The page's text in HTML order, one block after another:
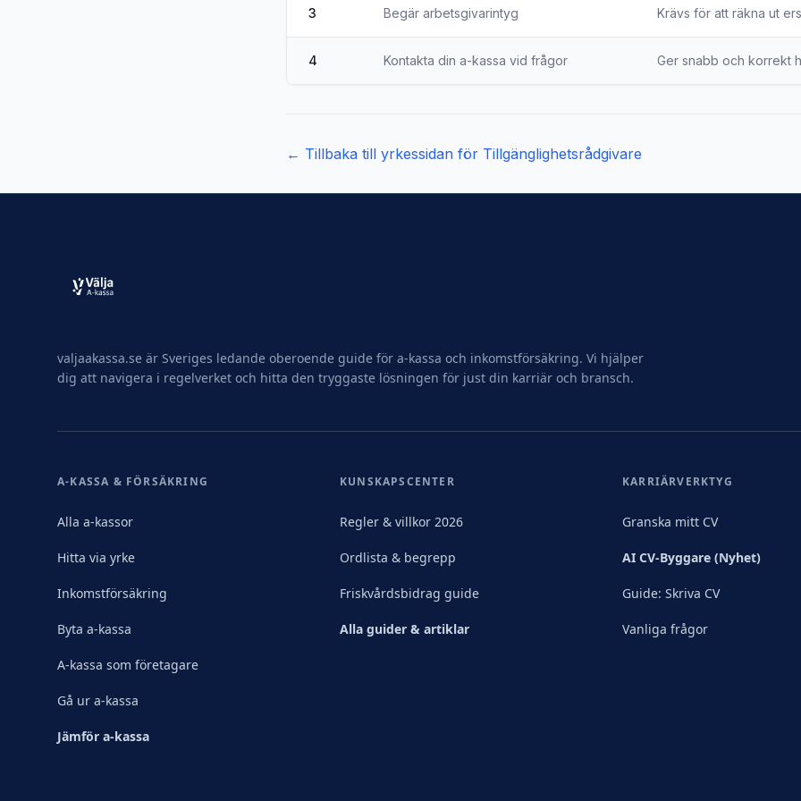
3 Begär arbetsgivarintyg Krävs för att räkna ut
4 Kontakta din a-kassa vid frågor Ger snabb och korrekt
← Tillbaka till yrkessidan för Tillgänglighetsrådgivare
valjaakassa.se är Sveriges ledande oberoende guide för a-kassa och inkomstförsäkring. Vi hjälper
dig att navigera i regelverket och hitta den tryggaste lösningen för just din karriär och bransch.
A-KASSA & FÖRSÄKRING
Alla a-kassor
Hitta via yrke
Inkomstförsäkring
Byta a-kassa
A-kassa som företagare
Gå ur a-kassa
Jämför a-kassa
KUNSKAPSCENTER
Regler & villkor 2026
Ordlista & begrepp
Friskvårdsbidrag guide
Alla guider & artiklar
KARRIÄRVERKTYG
Granska mitt CV
AI CV-Byggare (Nyhet)
Guide: Skriva CV
Vanliga frågor